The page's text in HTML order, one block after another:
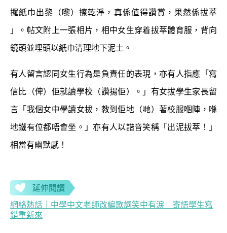
攞紙巾出黎（嚟）擦乾淨，真係值得讚賞，果然係拔萃
」。帖文附上一張相片，相中女生穿着拔萃體育服，背向
鏡頭並埋頭以紙巾清理地下泥土。
有人留言認同女生行為是負責任的表現，亦有人指應「寫
信比（俾）佢就讀學校（讚揚佢）。」有女拔學生家長留
言「我個女中學讀女拔，教到佢地（哋）著校服嗰陣，喺
地鐵有位都唔會坐。」亦有人以諧音笑稱「出泥拔萃！」
相當有幽默感！
延伸閱讀
網絡熱話｜中學中文老師改編歌詞笑中有淚 寄語學生寫
錯重新來